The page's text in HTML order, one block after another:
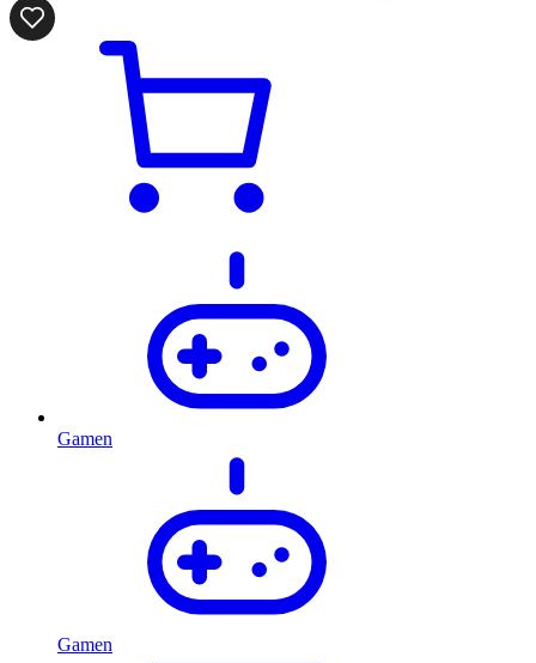
Gamen
Gamen